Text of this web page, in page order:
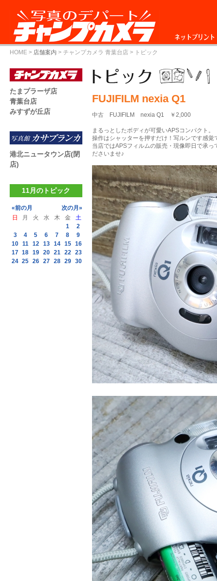
ネットプリント
HOME > 店舗案内 > チャンプカメラ 青葉台店 > トピック
FUJIFILM nexia Q1
中古 FUJIFILM nexia Q1 ￥2,000
まるっとしたボディが可愛いAPSコンパクト。
操作はシャッターを押すだけ！写ルンです感
当店ではAPSフィルムの販売・現像即日で承
ださいませ♪
たまプラーザ店
青葉台店
みすずが丘店
港北ニュータウン店(閉
店)
11月のトピック
«前の月
次の月»
日
月 火 水 木 金
土
1
2
3
4 5 6 7 8
9
10 11 12 13 14 15 16
17 18 19 20 21 22 23
24 25 26 27 28 29 30